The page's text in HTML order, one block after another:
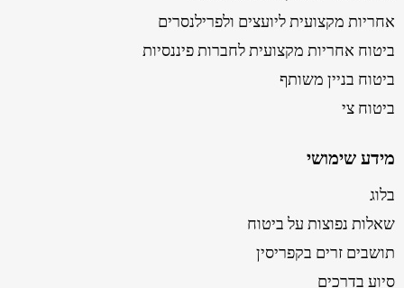
אחריות מקצועית ליועצים ולפרילנסרים
ביטוח אחריות מקצועית לחברות פיננסיות
ביטוח בניין משותף
ביטוח צי
מידע שימושי
בלוג
שאלות נפוצות על ביטוח
תושבים זרים בקפריסין
סיוע בדרכים